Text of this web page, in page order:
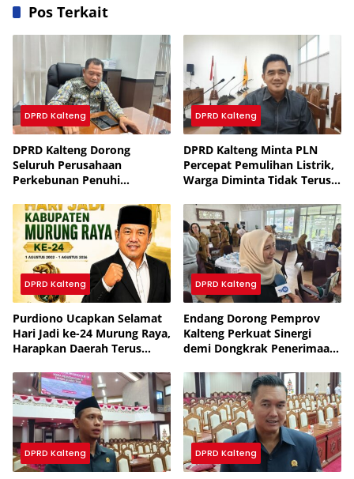
Pos Terkait
DPRD Kalteng
DPRD Kalteng Dorong
Seluruh Perusahaan
Perkebunan Penuhi
DPRD Kalteng
DPRD Kalteng Minta PLN
Percepat Pemulihan Listrik,
Warga Diminta Tidak Terus
DPRD Kalteng
Purdiono Ucapkan Selamat
Hari Jadi ke-24 Murung Raya,
Harapkan Daerah Terus
DPRD Kalteng
Endang Dorong Pemprov
Kalteng Perkuat Sinergi
demi Dongkrak Penerimaan
DPRD Kalteng DPRD Kalteng